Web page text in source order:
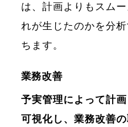
は、計画よりもスム
れが生じたのかを分
ちます。
業務改善
予実管理によって計
可視化し、業務改善